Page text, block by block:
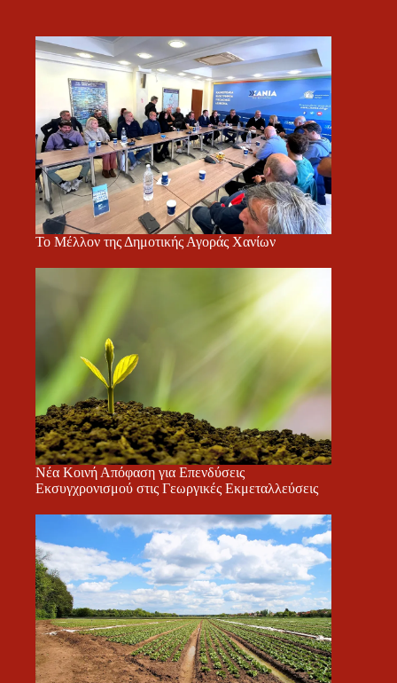
Το Μέλλον της Δημοτικής Αγοράς Χανίων
Νέα Κοινή Απόφαση για Επενδύσεις
Εκσυγχρονισμού στις Γεωργικές Εκμεταλλεύσεις